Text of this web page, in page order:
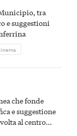
tra
e suggestioni
che fonde
e suggestione
al centro
astigiano